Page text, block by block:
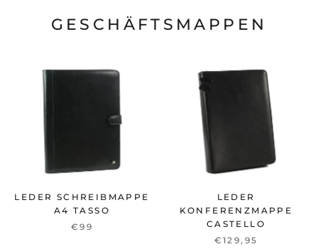
GESCHÄFTSMAPPEN
LEDER SCHREIBMAPPE
A4 TASSO
€99
LEDER
KONFERENZMAPPE
CASTELLO
€129,95